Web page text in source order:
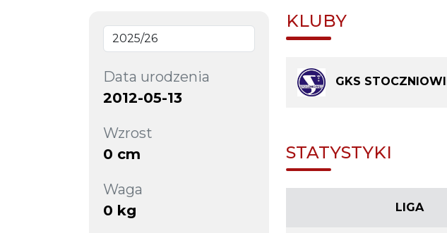
Data urodzenia
2012-05-13
Wzrost
0 cm
Waga
0 kg
KLUBY
GKS
STATYSTYKI
LIGA